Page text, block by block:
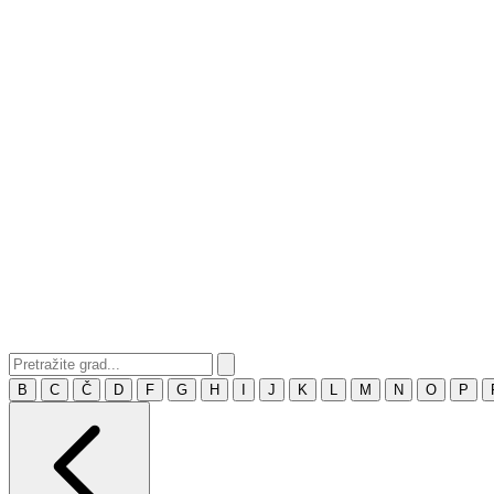
B C Č D F G H J K M N O P